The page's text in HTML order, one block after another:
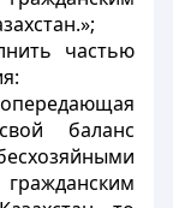
частью
баланс